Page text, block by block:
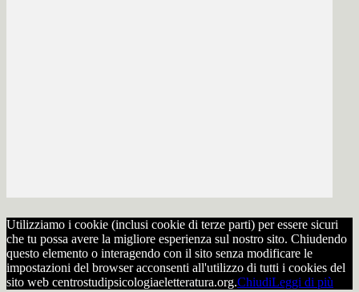
Utilizziamo i cookie (inclusi cookie di terze parti) per essere sicuri
che tu possa avere la migliore esperienza sul nostro sito. Chiudendo
questo elemento o interagendo con il sito senza modificare le
impostazioni del browser acconsenti all'utilizzo di tutti i cookies del
sito web centrostudipsicologiaeletteratura.org.ChiudiLeggi di più